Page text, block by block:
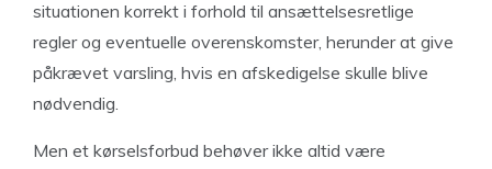
situationen korrekt i forhold til ansættelsesretlige
regler og eventuelle overenskomster, herunder at give
påkrævet varsling, hvis en afskedigelse skulle blive
nødvendig.
Men et kørselsforbud behøver ikke altid være